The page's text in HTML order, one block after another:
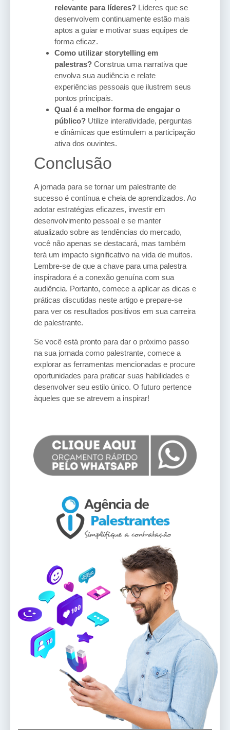
relevante para líderes? Líderes que se
desenvolvem continuamente estão mais
aptos a guiar e motivar suas equipes de
forma eficaz.
Como utilizar storytelling em
palestras? Construa uma narrativa que
envolva sua audiência e relate
experiências pessoais que ilustrem seus
pontos principais.
Qual é a melhor forma de engajar o
público? Utilize interatividade, perguntas
e dinâmicas que estimulem a participação
ativa dos ouvintes.
Conclusão
A jornada para se tornar um palestrante de
sucesso é contínua e cheia de aprendizados. Ao
adotar estratégias eficazes, investir em
desenvolvimento pessoal e se manter
atualizado sobre as tendências do mercado,
você não apenas se destacará, mas também
terá um impacto significativo na vida de muitos.
Lembre-se de que a chave para uma palestra
inspiradora é a conexão genuína com sua
audiência. Portanto, comece a aplicar as dicas e
práticas discutidas neste artigo e prepare-se
para ver os resultados positivos em sua carreira
de palestrante.
Se você está pronto para dar o próximo passo
na sua jornada como palestrante, comece a
explorar as ferramentas mencionadas e procure
oportunidades para praticar suas habilidades e
desenvolver seu estilo único. O futuro pertence
àqueles que se atrevem a inspirar!